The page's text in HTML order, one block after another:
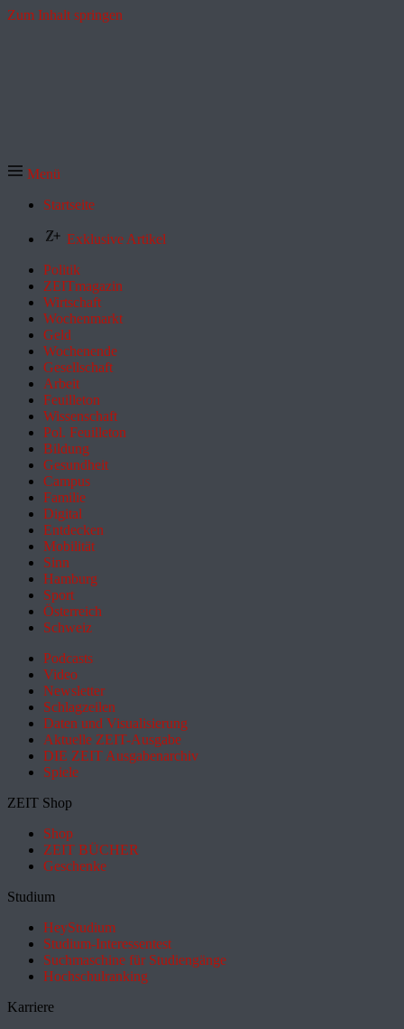
Zum Inhalt springen
Menü
Startseite
Exklusive Artikel
Politik
ZEITmagazin
Wirtschaft
Wochenmarkt
Geld
Wochenende
Gesellschaft
Arbeit
Feuilleton
Wissenschaft
Pol. Feuilleton
Bildung
Gesundheit
Campus
Familie
Digital
Entdecken
Mobilität
Sinn
Hamburg
Sport
Österreich
Schweiz
Podcasts
Video
Newsletter
Schlagzeilen
Daten und Visualisierung
Aktuelle ZEIT-Ausgabe
DIE ZEIT Ausgabenarchiv
Spiele
ZEIT Shop
Shop
ZEIT BÜCHER
Geschenke
Studium
HeyStudium
Studium-Interessentest
Suchmaschine für Studiengänge
Hochschulranking
Karriere